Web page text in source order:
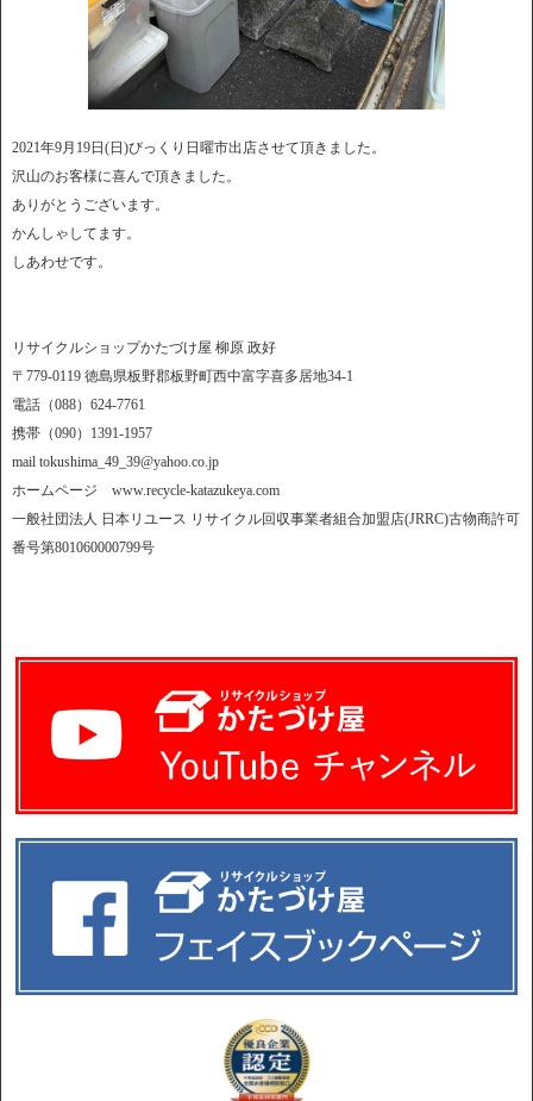
2021年9月19日(日)びっくり日曜市出店させて頂きました。
沢山のお客様に喜んで頂きました。
ありがとうございます。
かんしゃしてます。
しあわせです。
リサイクルショップかたづけ屋 柳原 政好
〒779-0119 徳島県板野郡板野町西中富字喜多居地34-1
電話（088）624-7761
携帯（090）1391-1957
mail tokushima_49_39@yahoo.co.jp
ホームページ www.recycle-katazukeya.com
一般社団法人 日本リユース リサイクル回収事業者組合加盟店(JRRC)古物商許可
番号第801060000799号